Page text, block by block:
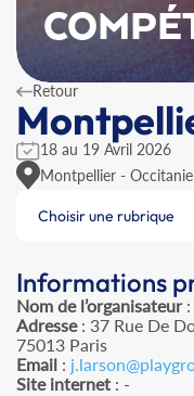
Retour
18 au 19 Avril 2026
Montpellier - Occitanie
Choisir une rubrique
Informations
Nom de l’organisateur:
Adresse: 37 Rue De
75013 Paris
Email :
Site internet : -